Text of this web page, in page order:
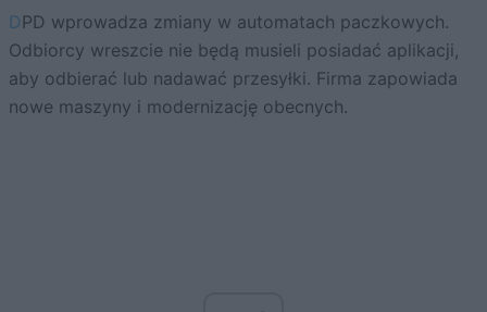
DPD wprowadza zmiany w automatach paczkowych.
Odbiorcy wreszcie nie będą musieli posiadać aplikacji,
aby odbierać lub nadawać przesyłki. Firma zapowiada
nowe maszyny i modernizację obecnych.